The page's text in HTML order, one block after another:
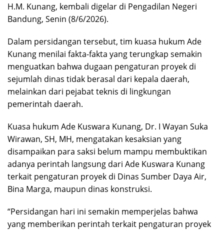
H.M. Kunang, kembali digelar di Pengadilan Negeri
Bandung, Senin (8/6/2026).
Dalam persidangan tersebut, tim kuasa hukum Ade
Kunang menilai fakta-fakta yang terungkap semakin
menguatkan bahwa dugaan pengaturan proyek di
sejumlah dinas tidak berasal dari kepala daerah,
melainkan dari pejabat teknis di lingkungan
pemerintah daerah.
Kuasa hukum Ade Kuswara Kunang, Dr. I Wayan Suka
Wirawan, SH, MH, mengatakan kesaksian yang
disampaikan para saksi belum mampu membuktikan
adanya perintah langsung dari Ade Kuswara Kunang
terkait pengaturan proyek di Dinas Sumber Daya Air,
Bina Marga, maupun dinas konstruksi.
“Persidangan hari ini semakin memperjelas bahwa
yang memberikan perintah terkait pengaturan proyek